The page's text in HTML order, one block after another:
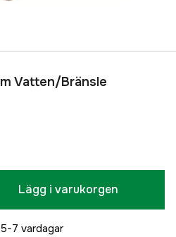
Vatten/Bränsle
Lägg i varukorgen
7 vardagar